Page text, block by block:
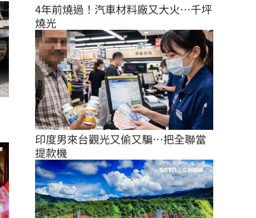
4年前燒過！汽車材料廠又大火…千坪
燒光
印度男來台觀光又偷又騙…把全聯當
提款機